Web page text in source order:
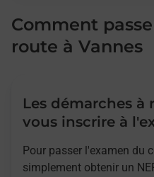
Comment
route à Vannes
Les démarches à
vous inscrire à
Pour passer l'examen du
simplement obtenir un